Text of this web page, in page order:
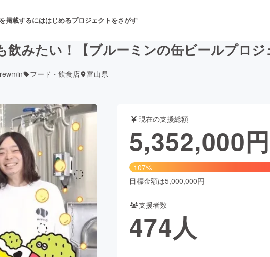
掲載するにははじめるプロジェクトをさがす
舞台・パフォーマンス
発 フード・飲食店 ファッション
アニメ・漫画
ビューティー・ヘルスケア
みたい！【ブルーミンの缶ビールプロジ
フード・飲食店 富山県
現在の支援総額
5,352,000円
107%
目標金額は5,000,000円
支援者数
474人